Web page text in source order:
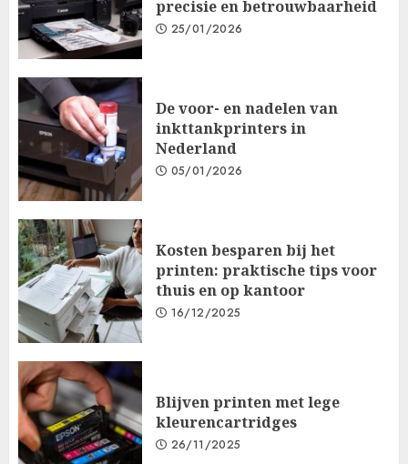
precisie en betrouwbaarheid
25/01/2026
De voor- en nadelen van
inkttankprinters in
Nederland
05/01/2026
Kosten besparen bij het
printen: praktische tips voor
thuis en op kantoor
16/12/2025
Blijven printen met lege
kleurencartridges
26/11/2025